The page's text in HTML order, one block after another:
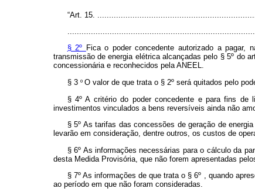
“Art. 15.
§ 2º Fica o poder concedente autorizado a pagar,
transmissão de energia elétrica alcançadas pelo § 5º do
concessionária e reconhecidos pela ANEEL.
§ 3 º O valor de que trata o § 2º será quitados pelo
§ 4º A critério do poder concedente e para fins de
investimentos vinculados a bens reversíveis ainda não
§ 5º As tarifas das concessões de geração de
levarão em consideração, dentre outros, os custos de
§ 6º As informações necessárias para o cálculo da
desta Medida Provisória, que não forem apresentadas
§ 7º As informações de que trata o § 6º , quando
ao período em que não foram consideradas.